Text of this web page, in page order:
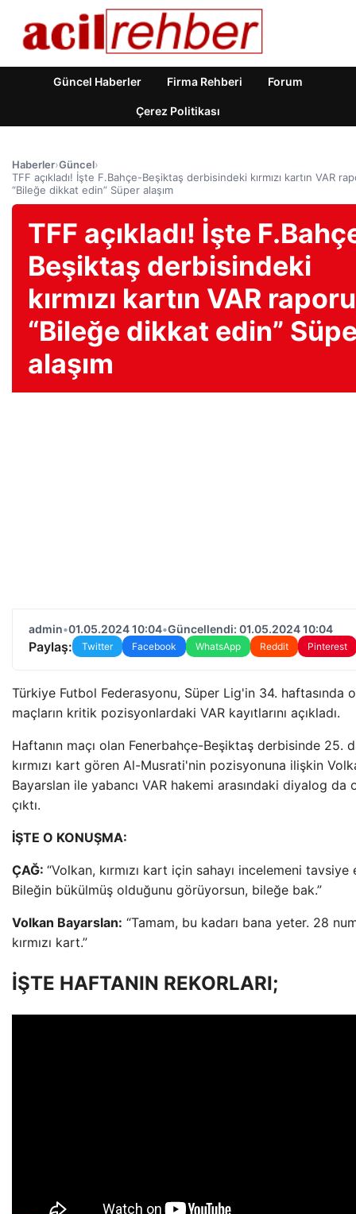
Güncel Haberler Firma Rehberi Forum
Çerez Politikası
Haberler›Güncel›
TFF açıkladı! İşte F.Bahçe-Beşiktaş derbisindeki kırmızı kartın VAR
“Bileğe dikkat edin” Süper alaşım
TFF açıkladı! İşte
Beşiktaş derbisindeki
kırmızı kartın VAR
“Bileğe dikkat edin”
alaşım
admin•01.05.2024 10:04•Güncellendi: 01.05.2024 10:04
Paylaş: Twitter Facebook WhatsApp Reddit Pinterest
Türkiye Futbol Federasyonu, Süper Lig'in 34. haftasında
maçların kritik pozisyonlardaki VAR kayıtlarını açıkladı.
Haftanın maçı olan Fenerbahçe-Beşiktaş derbisinde 25.
kırmızı kart gören Al-Musrati'nin pozisyonuna ilişkin
Bayarslan ile yabancı VAR hakemi arasındaki diyalog da
çıktı.
İŞTE O KONUŞMA:
ÇAĞ: “Volkan, kırmızı kart için sahayı incelemeni tavsiye
Bileğin bükülmüş olduğunu görüyorsun, bileğe bak.”
Volkan Bayarslan: “Tamam, bu kadarı bana yeter. 28
kırmızı kart.”
İŞTE HAFTANIN REKORLARI;